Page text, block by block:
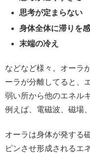
思考が定まらない
身体全体に滞りを
末端の冷え
などなど様々。オーラ
ーラが分離してると、
弱い所から他のエネル
例えば、電磁波、磁場
オーラは身体が発する
ピンさせ形成されるエ